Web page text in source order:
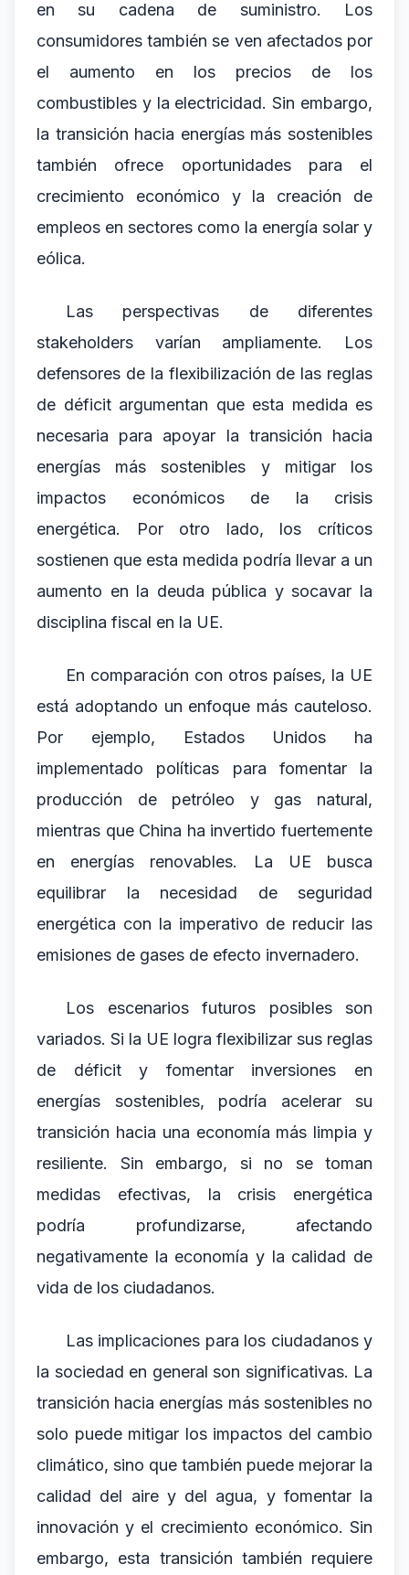
en su cadena de suministro. Los
consumidores también se ven afectados por
el aumento en los precios de los
combustibles y la electricidad. Sin embargo,
la transición hacia energías más sostenibles
también ofrece oportunidades para el
crecimiento económico y la creación de
empleos en sectores como la energía solar y
eólica.
Las perspectivas de diferentes
stakeholders varían ampliamente. Los
defensores de la flexibilización de las reglas
de déficit argumentan que esta medida es
necesaria para apoyar la transición hacia
energías más sostenibles y mitigar los
impactos económicos de la crisis
energética. Por otro lado, los críticos
sostienen que esta medida podría llevar a un
aumento en la deuda pública y socavar la
disciplina fiscal en la UE.
En comparación con otros países, la UE
está adoptando un enfoque más cauteloso.
Por ejemplo, Estados Unidos ha
implementado políticas para fomentar la
producción de petróleo y gas natural,
mientras que China ha invertido fuertemente
en energías renovables. La UE busca
equilibrar la necesidad de seguridad
energética con la imperativo de reducir las
emisiones de gases de efecto invernadero.
Los escenarios futuros posibles son
variados. Si la UE logra flexibilizar sus reglas
de déficit y fomentar inversiones en
energías sostenibles, podría acelerar su
transición hacia una economía más limpia y
resiliente. Sin embargo, si no se toman
medidas efectivas, la crisis energética
podría profundizarse, afectando
negativamente la economía y la calidad de
vida de los ciudadanos.
Las implicaciones para los ciudadanos y
la sociedad en general son significativas. La
transición hacia energías más sostenibles no
solo puede mitigar los impactos del cambio
climático, sino que también puede mejorar la
calidad del aire y del agua, y fomentar la
innovación y el crecimiento económico. Sin
embargo, esta transición también requiere